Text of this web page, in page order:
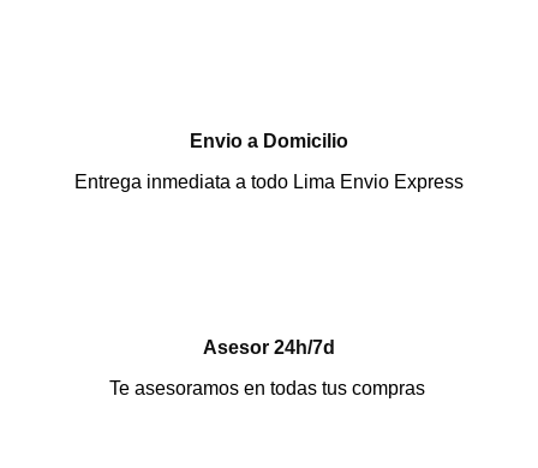
Envio a Domicilio
Entrega inmediata a todo Lima Envio Express
Asesor 24h/7d
Te asesoramos en todas tus compras